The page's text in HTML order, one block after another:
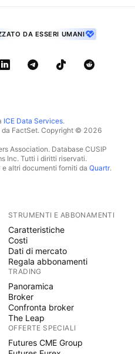
DA ESSERI UMANI
ICE Data Services.
FactSet. Copyright © 2026
Association. Database CUSIP
Inc. Tutti i diritti riservati.
e altri documenti forniti da Quartr.
STRUMENTI E ABBONAMENTI
Caratteristiche
Costi
Dati di mercato
Regala abbonamenti
TRADING
Panoramica
Broker
Confronta broker
The Leap
OFFERTE SPECIALI
Futures CME Group